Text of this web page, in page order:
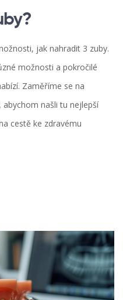
jak nahradit 3 zuby.
možnosti a pokročilé
Zaměříme se na
našli tu nejlepší
cestě ke zdravému